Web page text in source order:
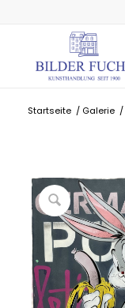
Startseite / Galerie /